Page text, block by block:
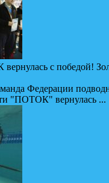
с победой!
Федерации
"ПОТОК" вернулась ...